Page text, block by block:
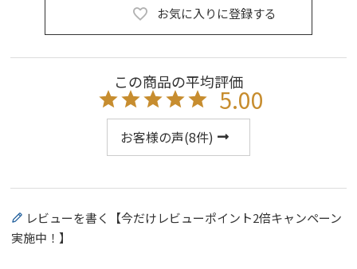
お気に入りに登録する
5.00
お客様の声(8件)
レビューを書く【今だけレビューポイント2倍キャンペーン
実施中！】